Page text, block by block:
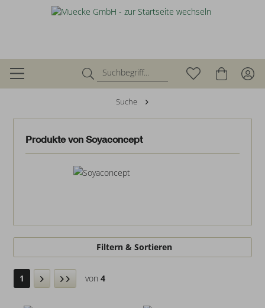
Suche
Produkte von Soyaconcept
Filtern & Sortieren
1 von4